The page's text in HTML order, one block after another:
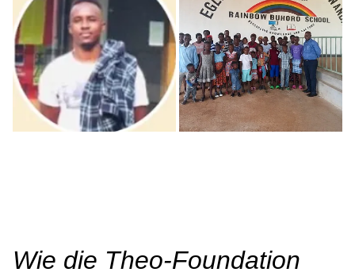
Wie die Theo-Foundation